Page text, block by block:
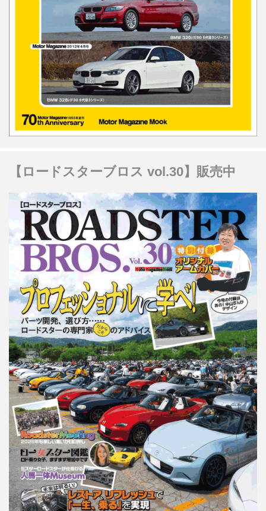
【ロードスターブロス vol.30】販売中